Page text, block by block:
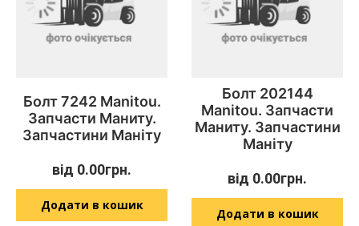
Болт 7242 Manitou.
Запчасти Маниту.
Запчастини Маніту
від 0.00грн.
Додати в кошик
Болт 202144
Manitou. Запчасти
Маниту. Запчастини
Маніту
від 0.00грн.
Додати в кошик